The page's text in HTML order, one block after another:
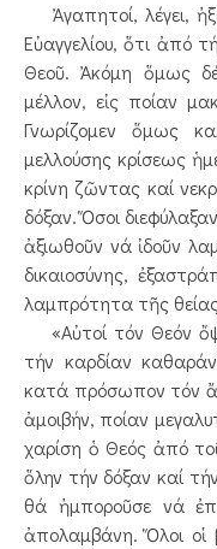
Ἀγαπητοί, λέγει,
Εὐαγγελίου, ὅτι ἀπό
Θεοῦ. Ἀκόμη ὅμως
μέλλον, εἰς ποίαν
Γνωρίζομεν ὅμως
μελλούσης κρίσεως
κρίνη ζῶντας καί
δόξαν. Ὅσοι
ἀξιωθοῦν νά ἰδοῦν
δικαιοσύνης,
λαμπρότητα τῆς
«Αὐτοί τόν Θεόν
τήν καρδίαν
κατά πρόσωπον τόν
ἀμοιβήν, ποίαν
χαρίση ὁ Θεός ἀπό
ὅλην τήν δόξαν καί
θά ἠμποροῦσε νά
ἀπολαμβάνη. Ὅλοι οἱ